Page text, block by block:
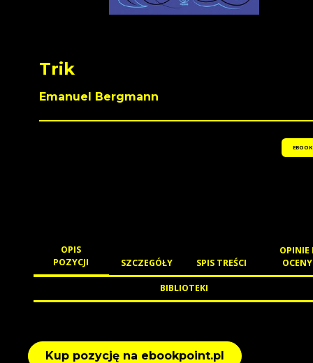
Trik
Emanuel Bergmann
EBOOK
OPIS
POZYCJI
SZCZEGÓŁY SPIS TREŚCI
OPINIE
OCENY
BIBLIOTEKI
Kup pozycję na ebookpoint.pl